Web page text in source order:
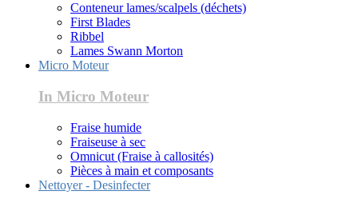
Conteneur lames/scalpels (déchets)
First Blades
Ribbel
Lames Swann Morton
Micro Moteur
In Micro Moteur
Fraise humide
Fraiseuse à sec
Omnicut (Fraise à callosités)
Pièces à main et composants
Nettoyer - Desinfecter